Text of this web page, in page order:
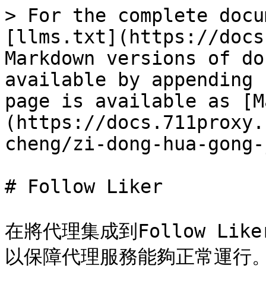
> For the complete
[llms.txt](https://
Markdown versions of
available by
page is available as
(https://
cheng/zi-dong-hua-
# Follow Liker
在將代理集成到Follow Liker
以保障代理服務能夠正常運行